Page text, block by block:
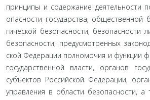
принципы и содержание деятельности
опасности государства, общественной
гической безопасности, безопасности
безопасности, предусмотренных
ской Федерации полномочия и функции
государственной власти, органов
субъектов Российской Федерации,
управления в области безопасности, а